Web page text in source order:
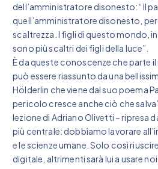
dell’amministratore disonesto: “Il
quell’amministratore disonesto,
scaltrezza. I figli di questo mondo,
sono più scaltri dei figli della luce”.
È da queste conoscenze che parte
può essere riassunto da una
Hölderlin che viene dal suo poema
pericolo cresce anche ciò che
lezione di Adriano Olivetti – ripresa
più centrale: dobbiamo lavorare
e le scienze umane. Solo così
digitale, altrimenti sarà lui a usare noi.